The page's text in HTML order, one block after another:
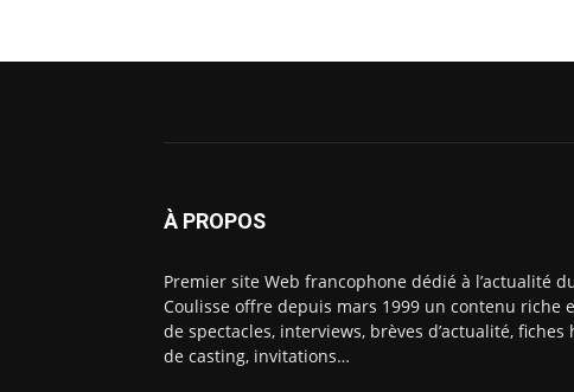
À PROPOS
Premier site Web francophone dédié à l’actualité
Coulisse offre depuis mars 1999 un contenu riche
de spectacles, interviews, brèves d’actualité,
de casting, invitations…